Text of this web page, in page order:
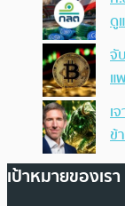
ดู
จั
แ
เ
ข้
เป้าหมายของเรา